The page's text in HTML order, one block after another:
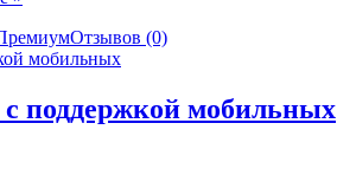
Отзывов (0)
с поддержкой мобильных